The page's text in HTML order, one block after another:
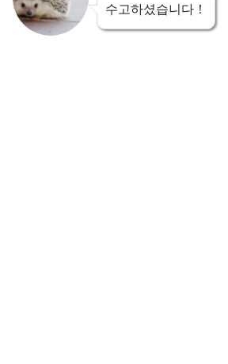
수고하셨습니다！